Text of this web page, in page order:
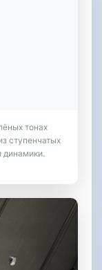
тонах
ступенчатых
динамики.